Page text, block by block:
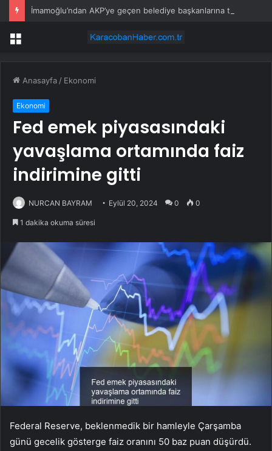
İmamoğlu’ndan AKP’ye geçen belediye başkanlarına tepki
Menü
Anasayfa / Ekonomi
Ekonomi
Fed emek piyasasındaki
yavaşlama ortamında faiz
indirimine gitti
NURCAN BAYRAM Eylül 20, 2024 0 0
1 dakika okuma süresi
Federal Reserve, beklenmedik bir hamleyle Çarşamba
günü gecelik gösterge faiz oranını 50 baz puan düşürdü.